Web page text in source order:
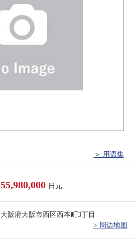
＞ 用语集
55,980,000 日元
大阪府大阪市西区西本町3丁目
> 周边地图